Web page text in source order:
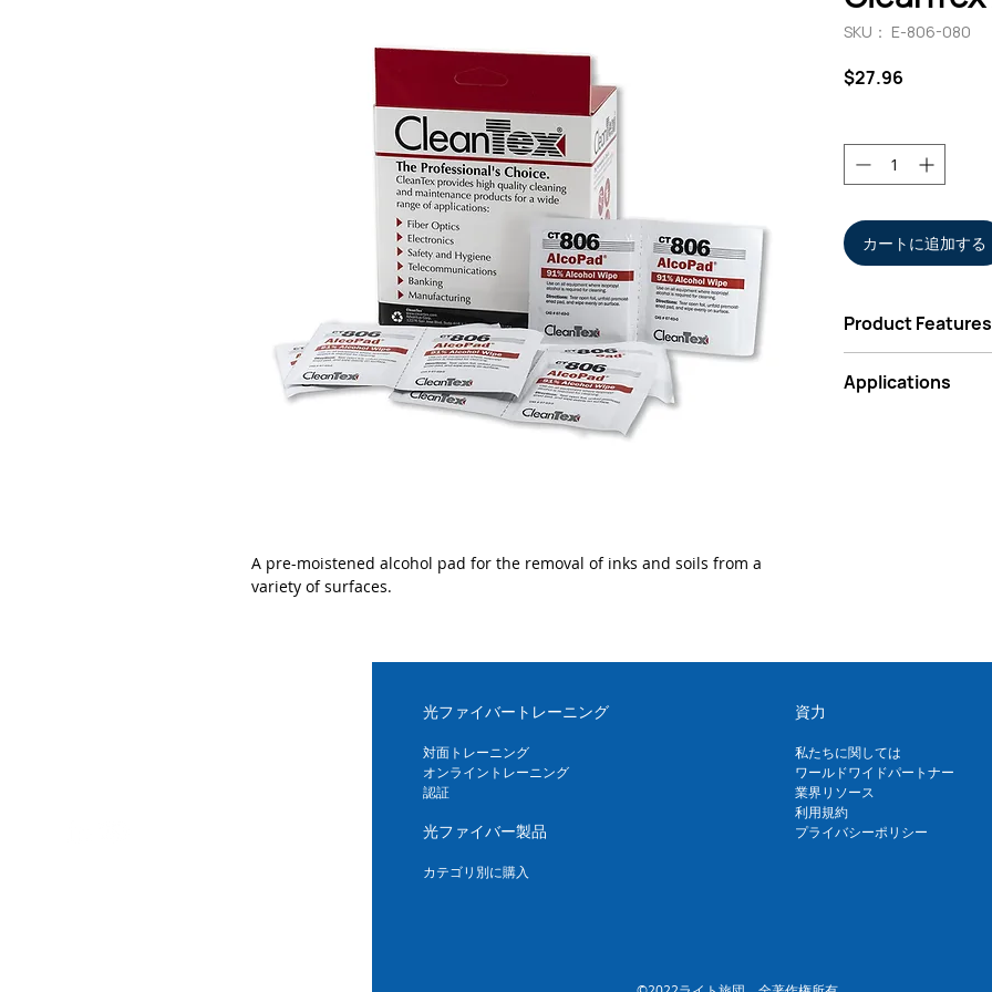
A pre-moistened alcohol pad for the removal of inks and soils from a
variety of surfaces.
SKU： E-806-080
$27.96
カートに追加する
Product Features
sensitive
Applications
光ファイバートレーニング
対面トレーニング
オンライントレーニング
認証
光ファイバー製品
カテゴリ別に購入
資力
私たちに関しては
ワールドワイドパートナー
業界リソース
利用規約
プライバシーポリシー